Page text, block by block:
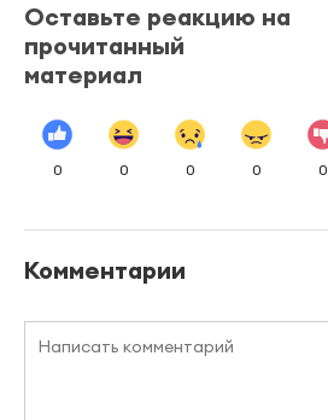
Оставьте реакцию на
прочитанный
материал
0 0 0 0 0
Комментарии